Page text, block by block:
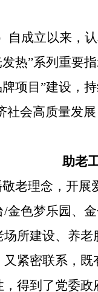
自成立以来，
热”系列重要
项目”建设，
社会高质量发
助老
老理念，开
色梦乐园、
所建设、养老
又紧密联系，
得到了党委